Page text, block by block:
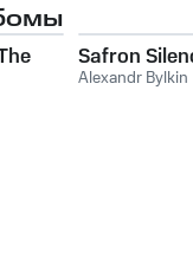
Yaduvanshi,
Safron
Alexandr Bylkin